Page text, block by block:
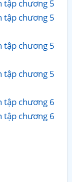
tập chương 5
tập chương 5
tập chương 5
tập chương 5
tập chương 6
tập chương 6